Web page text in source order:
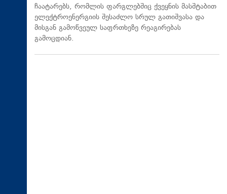
ჩაატარებს, რომლის ფარგლებშიც ქვეყნის მასშტაბით
ელექტროენერგიის შესაძლო სრულ გათიშვასა და
მისგან გამოწვეულ საფრთხეზე რეაგირებას
გამოცდიან.